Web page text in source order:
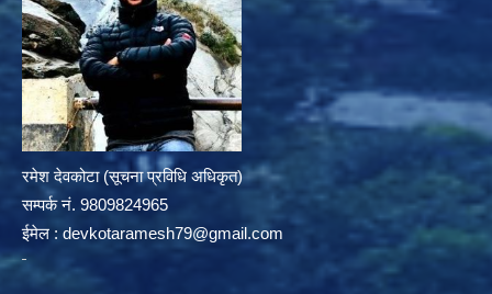
रमेश देवकोटा (सूचना प्रविधि अधिकृत)
सम्पर्क न‌ं. 9809824965
ईमेल : devkotaramesh79@gmail.com